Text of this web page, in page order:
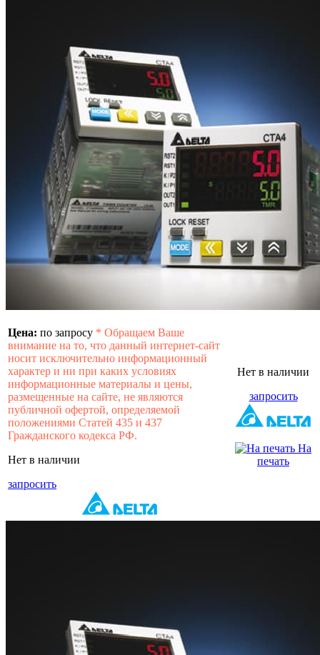
Цена: по запросу * Обращаем Ваше
внимание на то, что данный интернет-сайт
носит исключительно информационный
характер и ни при каких условиях
информационные материалы и цены,
размещенные на сайте, не являются
публичной офертой, определяемой
положениями Статей 435 и 437
Гражданского кодекса РФ.
Нет в наличии
запросить
Нет в наличии
запросить
На
печать